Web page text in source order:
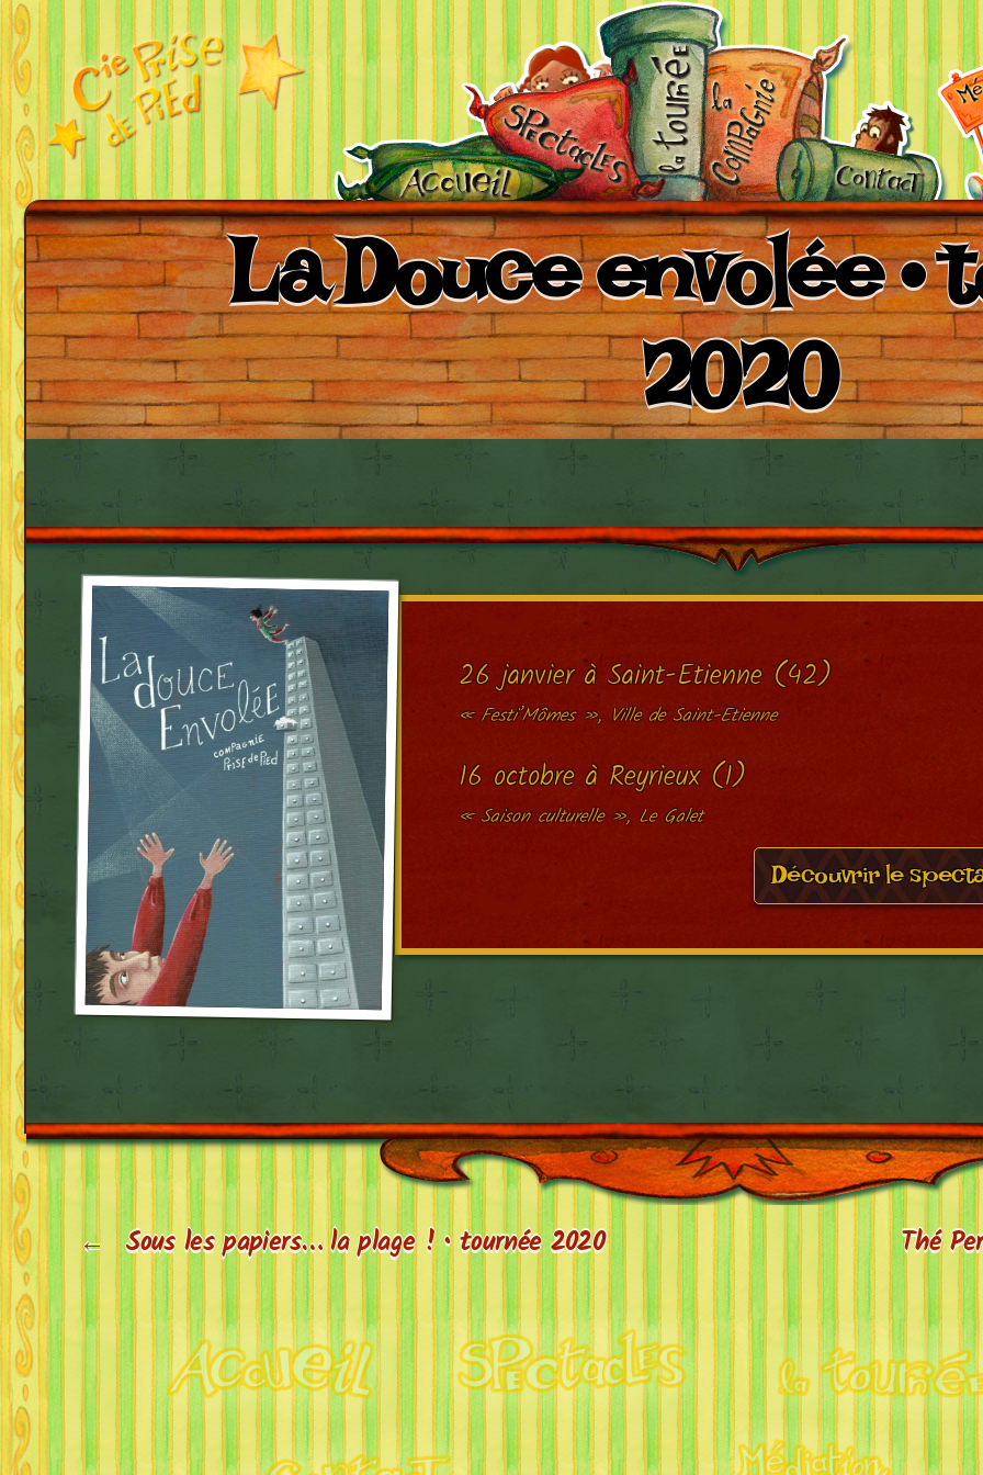
La Douce envolée
2020
26 janvier à Saint-Etienne (42)
« Festi’Mômes », Ville de Saint-Etienne
16 octobre à Reyrieux (1)
« Saison culturelle », Le Galet
Découvrir le
← Sous les papiers… la plage ! • tournée 2020 Thé